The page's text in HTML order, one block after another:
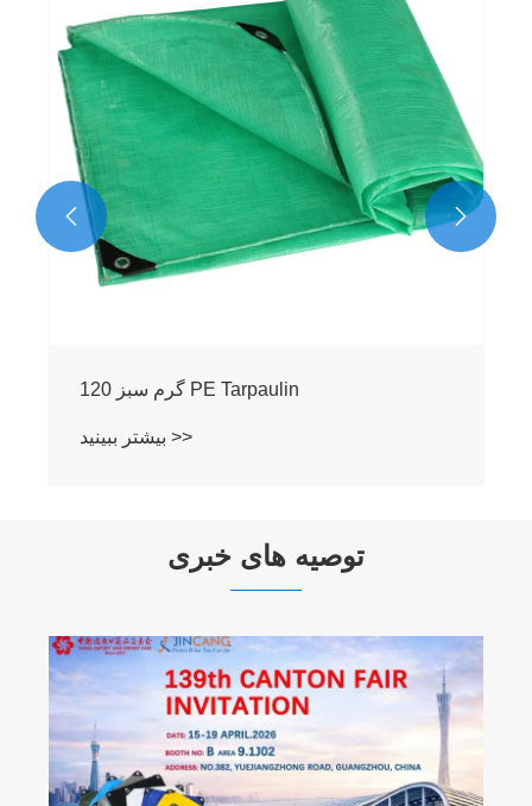
 
توصیه های خبری
اندازه برزنت آماده: اندازه برش و اندازه تمام
شده
بیشتر ببینید >>